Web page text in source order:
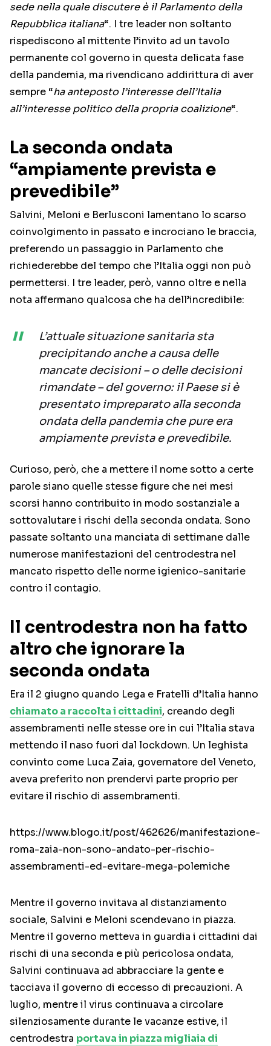
sede nella quale discutere è il Parlamento della
Repubblica italiana“. I tre leader non soltanto
rispediscono al mittente l’invito ad un tavolo
permanente col governo in questa delicata fase
della pandemia, ma rivendicano addirittura di aver
sempre “ha anteposto l’interesse dell’Italia
all’interesse politico della propria coalizione“.
La seconda ondata
“ampiamente prevista e
prevedibile”
Salvini, Meloni e Berlusconi lamentano lo scarso
coinvolgimento in passato e incrociano le braccia,
preferendo un passaggio in Parlamento che
richiederebbe del tempo che l’Italia oggi non può
permettersi. I tre leader, però, vanno oltre e nella
nota affermano qualcosa che ha dell’incredibile:
L’attuale situazione sanitaria sta
precipitando anche a causa delle
mancate decisioni – o delle decisioni
rimandate – del governo: il Paese si è
presentato impreparato alla seconda
ondata della pandemia che pure era
ampiamente prevista e prevedibile.
Curioso, però, che a mettere il nome sotto a certe
parole siano quelle stesse figure che nei mesi
scorsi hanno contribuito in modo sostanziale a
sottovalutare i rischi della seconda ondata. Sono
passate soltanto una manciata di settimane dalle
numerose manifestazioni del centrodestra nel
mancato rispetto delle norme igienico-sanitarie
contro il contagio.
Il centrodestra non ha fatto
altro che ignorare la
seconda ondata
Era il 2 giugno quando Lega e Fratelli d’Italia hanno
chiamato a raccolta i cittadini, creando degli
assembramenti nelle stesse ore in cui l’Italia stava
mettendo il naso fuori dal lockdown. Un leghista
convinto come Luca Zaia, governatore del Veneto,
aveva preferito non prendervi parte proprio per
evitare il rischio di assembramenti.
https://www.blogo.it/post/462626/manifestazione-
roma-zaia-non-sono-andato-per-rischio-
assembramenti-ed-evitare-mega-polemiche
Mentre il governo invitava al distanziamento
sociale, Salvini e Meloni scendevano in piazza.
Mentre il governo metteva in guardia i cittadini dai
rischi di una seconda e più pericolosa ondata,
Salvini continuava ad abbracciare la gente e
tacciava il governo di eccesso di precauzioni. A
luglio, mentre il virus continuava a circolare
silenziosamente durante le vacanze estive, il
centrodestra portava in piazza migliaia di